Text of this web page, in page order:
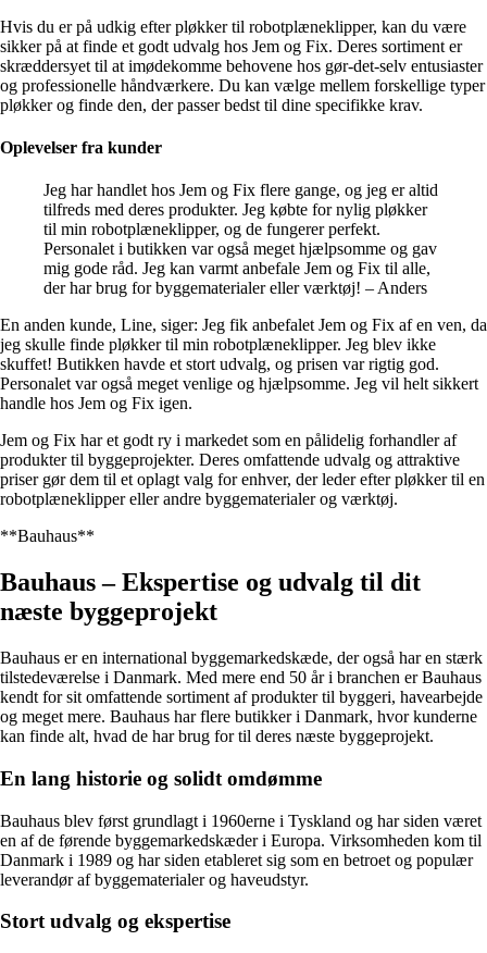
Hvis du er på udkig efter pløkker til robotplæneklipper, kan du være
sikker på at finde et godt udvalg hos Jem og Fix. Deres sortiment er
skræddersyet til at imødekomme behovene hos gør-det-selv entusiaster
og professionelle håndværkere. Du kan vælge mellem forskellige typer
pløkker og finde den, der passer bedst til dine specifikke krav.
Oplevelser fra kunder
Jeg har handlet hos Jem og Fix flere gange, og jeg er altid
tilfreds med deres produkter. Jeg købte for nylig pløkker
til min robotplæneklipper, og de fungerer perfekt.
Personalet i butikken var også meget hjælpsomme og gav
mig gode råd. Jeg kan varmt anbefale Jem og Fix til alle,
der har brug for byggematerialer eller værktøj! – Anders
En anden kunde, Line, siger: Jeg fik anbefalet Jem og Fix af en ven, da
jeg skulle finde pløkker til min robotplæneklipper. Jeg blev ikke
skuffet! Butikken havde et stort udvalg, og prisen var rigtig god.
Personalet var også meget venlige og hjælpsomme. Jeg vil helt sikkert
handle hos Jem og Fix igen.
Jem og Fix har et godt ry i markedet som en pålidelig forhandler af
produkter til byggeprojekter. Deres omfattende udvalg og attraktive
priser gør dem til et oplagt valg for enhver, der leder efter pløkker til en
robotplæneklipper eller andre byggematerialer og værktøj.
**Bauhaus**
Bauhaus – Ekspertise og udvalg til dit
næste byggeprojekt
Bauhaus er en international byggemarkedskæde, der også har en stærk
tilstedeværelse i Danmark. Med mere end 50 år i branchen er Bauhaus
kendt for sit omfattende sortiment af produkter til byggeri, havearbejde
og meget mere. Bauhaus har flere butikker i Danmark, hvor kunderne
kan finde alt, hvad de har brug for til deres næste byggeprojekt.
En lang historie og solidt omdømme
Bauhaus blev først grundlagt i 1960erne i Tyskland og har siden været
en af de førende byggemarkedskæder i Europa. Virksomheden kom til
Danmark i 1989 og har siden etableret sig som en betroet og populær
leverandør af byggematerialer og haveudstyr.
Stort udvalg og ekspertise